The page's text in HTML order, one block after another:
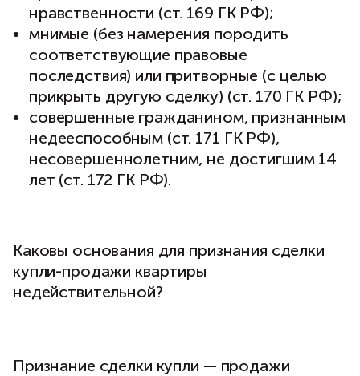
нравственности (ст. 169 ГК РФ);
мнимые (без намерения породить
соответствующие правовые
последствия) или притворные (с целью
прикрыть другую сделку) (ст. 170 ГК РФ);
совершенные гражданином, признанным
недееспособным (ст. 171 ГК РФ),
несовершеннолетним, не достигшим 14
лет (ст. 172 ГК РФ).
Каковы основания для признания сделки
купли-продажи квартиры
недействительной?
Признание сделки купли — продажи